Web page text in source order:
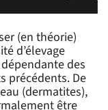
(en théorie)
d’élevage
des
précédents. De
(dermatites),
être